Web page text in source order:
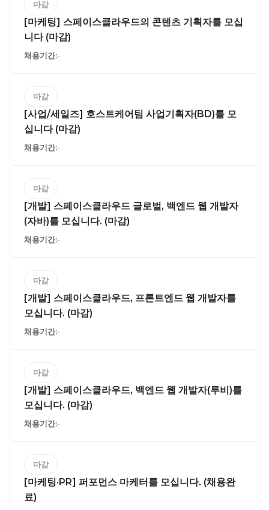
마감
[마케팅] 스페이스클라우드의 콘텐츠 기획자를 모십
니다 (마감)
-
마감
[사업/세일즈] 호스트케어팀 사업기획자(BD)를 모
십니다 (마감)
-
마감
[개발] 스페이스클라우드 글로벌, 백엔드 웹 개발자
(자바)를 모십니다. (마감)
-
마감
[개발] 스페이스클라우드, 프론트엔드 웹 개발자를
모십니다. (마감)
-
마감
[개발] 스페이스클라우드, 백엔드 웹 개발자(루비)를
모십니다. (마감)
-
마감
[마케팅·PR] 퍼포먼스 마케터를 모십니다. (채용완
료)